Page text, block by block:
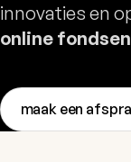
innovaties en
online
maak een